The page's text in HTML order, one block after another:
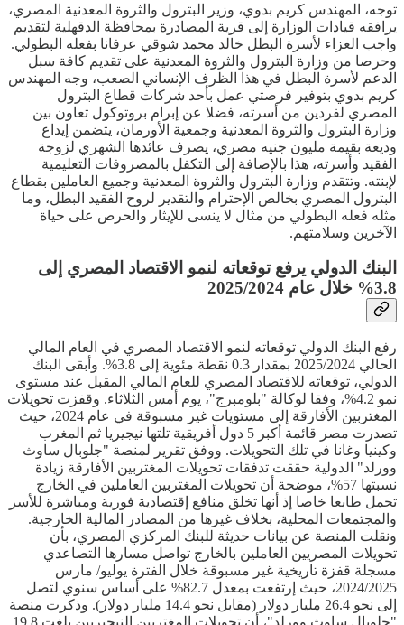
توجه، المهندس كريم بدوي، وزير البترول والثروة المعدنية المصري،
يرافقه قيادات الوزارة إلى قرية المصادرة بمحافظة الدقهلية لتقديم
واجب العزاء لأسرة البطل خالد محمد شوقي عرفانا بفعله البطولي.
وحرصا من وزارة البترول والثروة المعدنية على تقديم كافة سبل
الدعم لأسرة البطل في هذا الظرف الإنساني الصعب، وجه المهندس
كريم بدوي بتوفير فرصتي عمل بأحد شركات قطاع البترول
المصري لفردين من أسرته، فضلا عن إبرام بروتوكول تعاون بين
وزارة البترول والثروة المعدنية وجمعية الأورمان، يتضمن إيداع
وديعة بقيمة مليون جنيه مصري، يصرف عائدها الشهري لزوجة
الفقيد وأسرته، هذا بالإضافة إلى التكفل بالمصروفات التعليمية
لإبنته. وتتقدم وزارة البترول والثروة المعدنية وجميع العاملين بقطاع
البترول المصري بخالص الإحترام والتقدير لروح الفقيد البطل، وما
مثله فعله البطولي من مثال لا ينسى للإيثار والحرص على حياة
الآخرين وسلامتهم.
البنك الدولي يرفع توقعاته لنمو الاقتصاد المصري إلى
3.8% خلال عام 2025/2024
رفع البنك الدولي توقعاته لنمو الاقتصاد المصري في العام المالي
الحالي 2025/2024 بمقدار 0.3 نقطة مئوية إلى 3.8%. وأبقى البنك
الدولي، توقعاته للاقتصاد المصري للعام المالي المقبل عند مستوى
نمو 4.2%، وفقا لوكالة "بلومبرج"، يوم أمس الثلاثاء. وقفزت تحويلات
المغتربين الأفارقة إلى مستويات غير مسبوقة في عام 2024، حيث
تصدرت مصر قائمة أكبر 5 دول أفريقية تلتها نيجيريا ثم المغرب
وكينيا وغانا في تلك التحويلات. ووفق تقرير لمنصة "جلوبال ساوث
وورلد" الدولية حققت تدفقات تحويلات المغتربين الأفارقة زيادة
نسبتها 57%، موضحة أن تحويلات المغتربين العاملين في الخارج
تحمل طابعا خاصا إذ أنها تخلق منافع إقتصادية فورية ومباشرة للأسر
والمجتمعات المحلية، بخلاف غيرها من المصادر المالية الخارجية.
ونقلت المنصة عن بيانات حديثة للبنك المركزي المصري، بأن
تحويلات المصريين العاملين بالخارج تواصل مسارها التصاعدي
مسجلة قفزة تاريخية غير مسبوقة خلال الفترة يوليو/ مارس
2024/2025، حيث إرتفعت بمعدل 82.7% على أساس سنوي لتصل
إلى نحو 26.4 مليار دولار (مقابل نحو 14.4 مليار دولار). وذكرت منصة